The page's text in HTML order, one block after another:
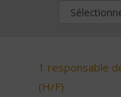
1 responsable
(H/F)